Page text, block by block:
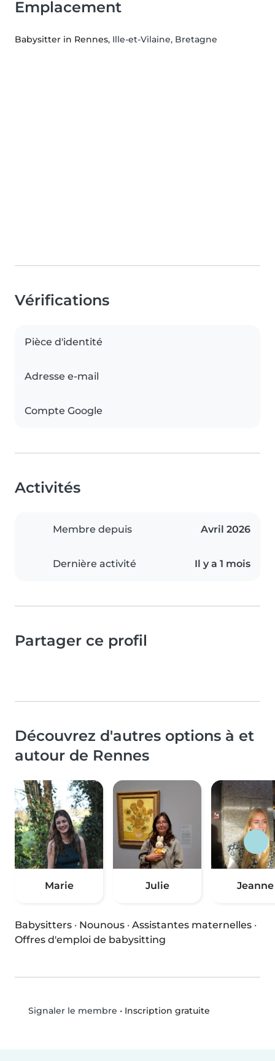
Emplacement
Babysitter in Rennes, Ille-et-Vilaine, Bretagne
Vérifications
Pièce d'identité
Adresse e-mail
Compte Google
Activités
Membre depuis Avril 2026
Dernière activité Il y a 1 mois
Partager ce profil
Découvrez d'autres options à et
autour de Rennes
Marie Julie Jeanne
Babysitters · Nounous · Assistantes maternelles ·
Offres d'emploi de babysitting
Signaler le membre • Inscription gratuite